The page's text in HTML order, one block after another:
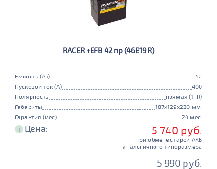
RACER +EFB 42 пр (46B19R)
Емкость (Ач)
42
Пусковой ток (А)
400
Полярность
прямая (1, R)
Габариты
187x129x220 мм.
Гарантия (мес)
24 мес.
i Цена: 5 740 руб.
при обмене старой АКБ
аналогичного типоразмера
5 990 руб.